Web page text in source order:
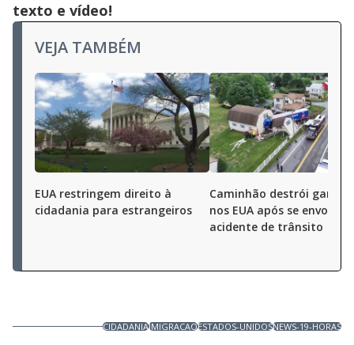
texto e vídeo!
VEJA TAMBÉM
EUA restringem direito à
cidadania para estrangeiros
Caminhão destrói
nos EUA após se envolver
acidente de trânsito
CIDADANIAIMIGRACAOESTADOS-UNIDOSNEWS-19-HORAS